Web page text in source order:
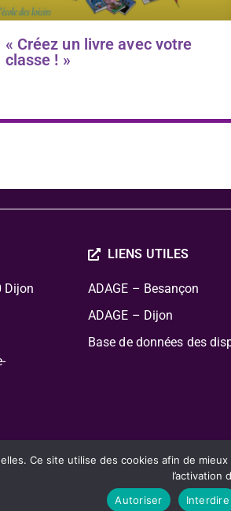
« Créez un livre avec votre
classe ! »
Dijon
LIENS UTILES
ADAGE – Besançon
ADAGE – Dijon
Base de données des
Ce site utilise des cookies afin de
l’activation
Autoriser
Interdire